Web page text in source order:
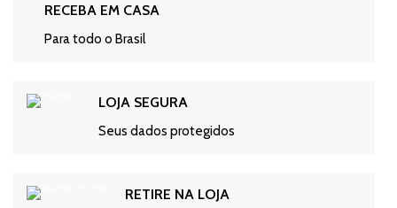
RECEBA EM CASA
Para todo o Brasil
LOJA SEGURA
Seus dados protegidos
RETIRE NA LOJA